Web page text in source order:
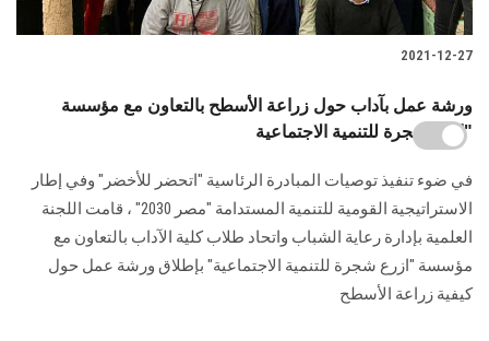
2021-12-27
ورشة عمل بآداب حول زراعة الأسطح بالتعاون مع مؤسسة
"إزرع شجرة للتنمية الاجتماعية
في ضوء تنفيذ توصيات المبادرة الرئاسية "اتحضر للأخضر" وفي إطار
الاستراتيجية القومية للتنمية المستدامة "مصر 2030" ، قامت اللجنة
العلمية بإدارة رعاية الشباب واتحاد طلاب كلية الآداب بالتعاون مع
مؤسسة "ازرع شجرة للتنمية الاجتماعية" بإطلاق ورشة عمل حول
كيفية زراعة الأسطح